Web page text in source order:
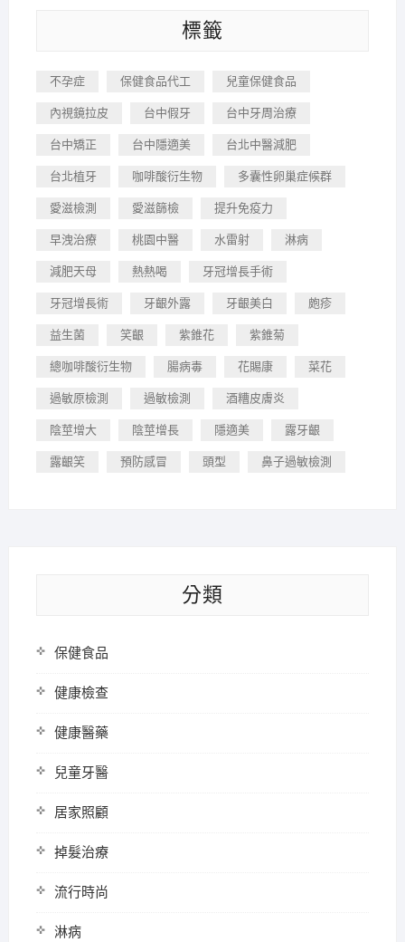
標籤
不孕症 保健食品代工 兒童保健食品
內視鏡拉皮 台中假牙 台中牙周治療
台中矯正 台中隱適美 台北中醫減肥
台北植牙 咖啡酸衍生物 多囊性卵巢症候群
愛滋檢測 愛滋篩檢 提升免疫力
早洩治療 桃園中醫 水雷射 淋病
減肥天母 熱熱喝 牙冠增長手術
牙冠增長術 牙齦外露 牙齦美白 皰疹
益生菌 笑齦 紫錐花 紫錐菊
總咖啡酸衍生物 腸病毒 花賜康 菜花
過敏原檢測 過敏檢測 酒糟皮膚炎
陰莖增大 陰莖增長 隱適美 露牙齦
露齦笑 預防感冒 頭型 鼻子過敏檢測
分類
保健食品
健康檢查
健康醫藥
兒童牙醫
居家照顧
掉髮治療
流行時尚
淋病